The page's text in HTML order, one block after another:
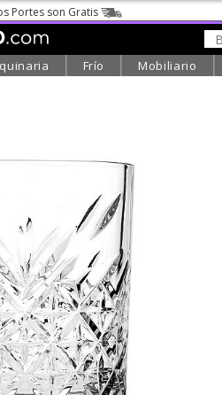
Portes son Gratis
Frío Mobiliario